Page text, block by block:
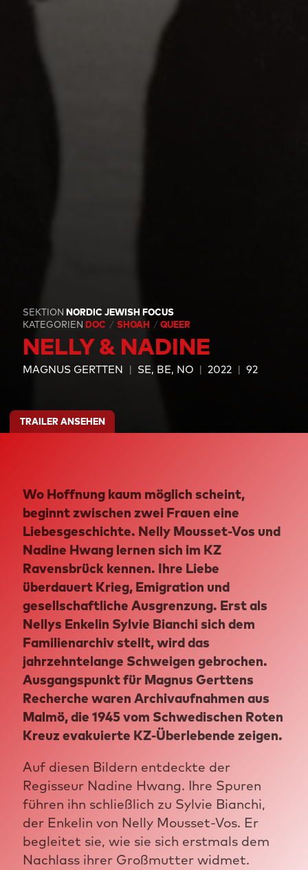
SEKTION NORDIC JEWISH FOCUS
KATEGORIEN DOC SHOAH QUEER
NELLY & NADINE
MAGNUS GERTTEN SE, BE, NO 2022 92
TRAILER ANSEHEN
Wo Hoffnung kaum möglich scheint,
beginnt zwischen zwei Frauen eine
Liebesgeschichte. Nelly Mousset-Vos und
Nadine Hwang lernen sich im KZ
Ravensbrück kennen. Ihre Liebe
überdauert Krieg, Emigration und
gesellschaftliche Ausgrenzung. Erst als
Nellys Enkelin Sylvie Bianchi sich dem
Familienarchiv stellt, wird das
jahrzehntelange Schweigen gebrochen.
Ausgangspunkt für Magnus Gerttens
Recherche waren Archivaufnahmen aus
Malmö, die 1945 vom Schwedischen Roten
Kreuz evakuierte KZ-Überlebende zeigen.
Auf diesen Bildern entdeckte der
Regisseur Nadine Hwang. Ihre Spuren
führen ihn schließlich zu Sylvie Bianchi,
der Enkelin von Nelly Mousset-Vos. Er
begleitet sie, wie sie sich erstmals dem
Nachlass ihrer Großmutter widmet.